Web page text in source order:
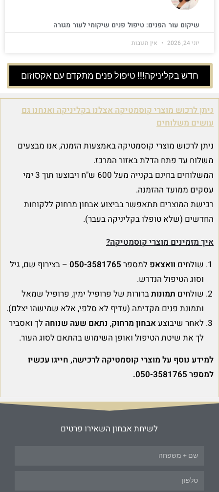
שיקום עור הפנים: טיפול פנים שיקומי לעור מגורה
יוני 24, 2026 אין תגובות
חדש בקליניקה!!! טיפול פנים מתקדם עם אקסוזום
ניתן לרכוש מוצרי קוסמטיקה אצלנו בקליניקה ואנחנו גם
עושים משלוחים
ניתן לרכוש מוצרי קוסמטיקה באמצעות הזמנה, אנו מבצעים
משלוח עד פתח הדלת באזור המרכז.
המשלוחים בחינם בקנייה מעל 600 ש"ח ויבוצעו תוך 3 ימי
עסקים ממועד ההזמנה.
רכישת המוצרים תתאפשר בביצוע אבחון מרחוק ללקוחות
החדשים (שלא טופלו בקליניקה בעבר).
איך מזמינים מוצרי קוסמטיקה?
שולחים וואצאפ למספר 050-3581765 – בצירוף שם, גיל
וסוג הטיפול הנדרש.
שולחים תמונותברורות של פרופיל ימין, פרופיל שמאל
ותמונת פנים מקדימה (עדיף לא סלפי, אלא שמישהו יצלם).
לאחר שיבוצעאבחון מרחוק, נתאם שעה שנוחה לך ואסביר
לך את שיטת הטיפול ואופן השימוש בהתאם לסוג העור.
למידע נוסף על מוצרי קוסמטיקה לרכישה, חייגו עכשיו
למספר 050-3581765.
לשיחת אבחון השאירו פרטים